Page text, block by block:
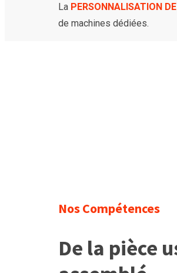
La PERSONNALISATION
de machines dédiées.
Nos Compétences
De la pièce